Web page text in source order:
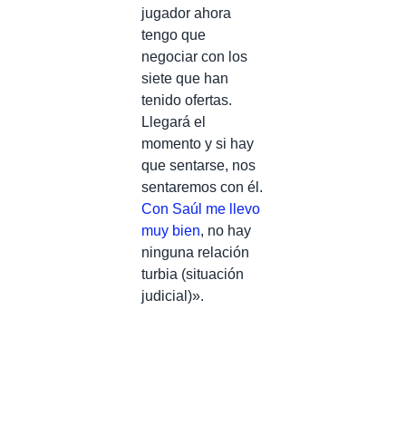
jugador ahora
tengo que
negociar con los
siete que han
tenido ofertas.
Llegará el
momento y si hay
que sentarse, nos
sentaremos con él.
Con Saúl me llevo
muy bien, no hay
ninguna relación
turbia (situación
judicial)».